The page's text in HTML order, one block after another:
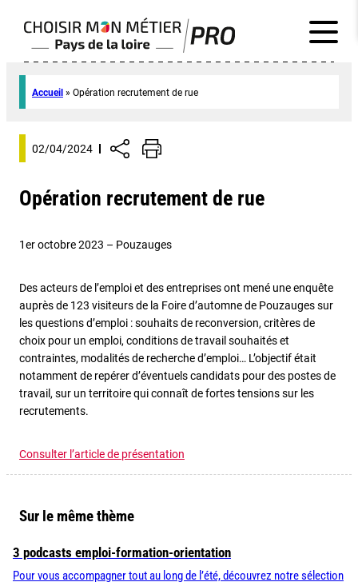
Accueil » Opération recrutement de rue
02/04/2024
Opération recrutement de rue
1er octobre 2023 – Pouzauges
Des acteurs de l’emploi et des entreprises ont mené une enquête
auprès de 123 visiteurs de la Foire d’automne de Pouzauges sur
les questions d’emploi : souhaits de reconversion, critères de
choix pour un emploi, conditions de travail souhaités et
contraintes, modalités de recherche d’emploi… L’objectif était
notamment de repérer d’éventuels candidats pour des postes de
travail, sur un territoire qui connaît de fortes tensions sur les
recrutements.
Consulter l’article de présentation
Sur le même thème
3 podcasts emploi-formation-orientation
Pour vous accompagner tout au long de l’été, découvrez notre sélection